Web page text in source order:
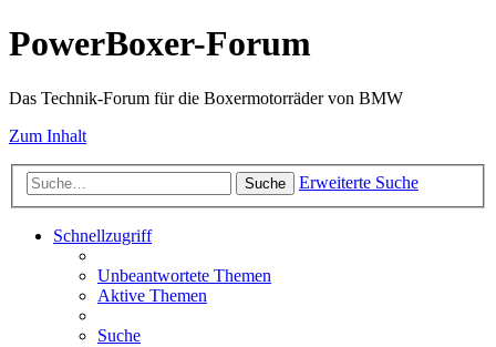
PowerBoxer-Forum
Das Technik-Forum für die Boxermotorräder von BMW
Zum Inhalt
Suche Erweiterte Suche
Schnellzugriff
Unbeantwortete Themen
Aktive Themen
Suche